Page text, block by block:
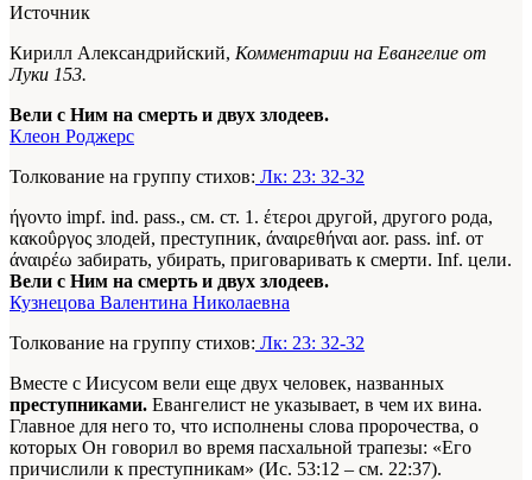
Источник
Кирилл Александрийский, Комментарии на Евангелие от
Луки 153.
Вели с Ним на смерть и двух злодеев.
Клеон Роджерс
Толкование на группу стихов: Лк: 23: 32-32
ήγοντο impf. ind. pass., см. ст. 1. έτεροι другой, другого рода,
κακοΰργος злодей, преступник, άναιρεθήναι aor. pass. inf. от
άναιρέω забирать, убирать, приговаривать к смерти. Inf. цели.
Вели с Ним на смерть и двух злодеев.
Кузнецова Валентина Николаевна
Толкование на группу стихов: Лк: 23: 32-32
Вместе с Иисусом вели еще двух человек, названных
преступниками. Евангелист не указывает, в чем их вина.
Главное для него то, что исполнены слова пророчества, о
которых Он говорил во время пасхальной трапезы: «Его
причислили к преступникам» (Ис. 53:12 – см. 22:37).